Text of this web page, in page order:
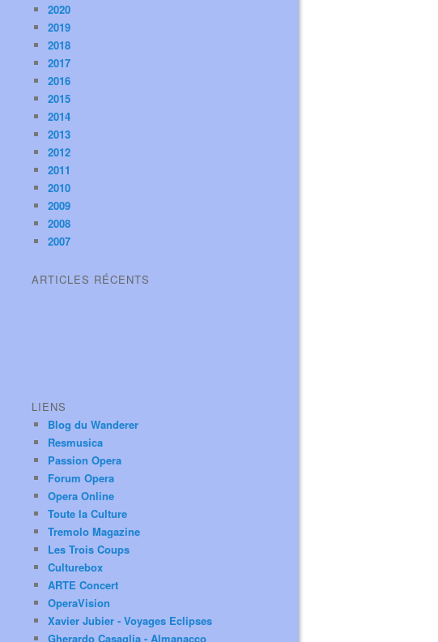
2020
2019
2018
2017
2016
2015
2014
2013
2012
2011
2010
2009
2008
2007
ARTICLES RÉCENTS
LIENS
Blog du Wanderer
Resmusica
Passion Opera
Forum Opera
Opera Online
Toute la Culture
Tremolo Magazine
Les Trois Coups
Culturebox
ARTE Concert
OperaVision
Xavier Jubier - Voyages Eclipses
Gherardo Casaglia - Almanacco